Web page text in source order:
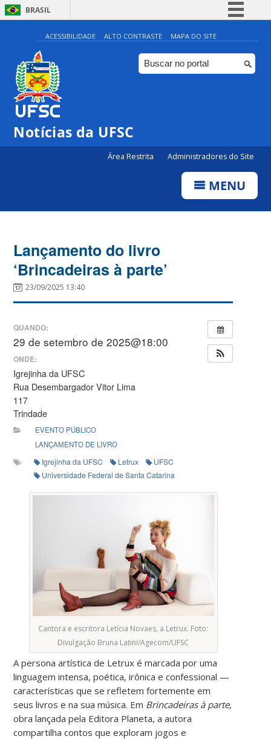
BRASIL
Simplifique!
Comunica BR
Participe
ACESSIBILIDADE ALTO CONTRASTE MAPA DO SITE
Notícias da UFSC
Área Restrita Administradores do Site
MENU
Lançamento do livro
‘Brincadeiras à parte’
23/09/2025 13:40
QUANDO:
29 de setembro de 2025@18:00
ONDE:
Igrejinha da UFSC
Rua Desembargador Vitor Lima
117
Trindade
EVENTO PÚBLICO
LANÇAMENTO DE LIVRO
Igrejinha da UFSC Letrux
UFSC
Universidade Federal de Santa Catarina
Cantora e escritora Letícia Novaes, a Letrux. Foto:
Divulgação Bruna Latini/Agecom/UFSC
A persona artística de Letrux é marcada por uma
linguagem intensa, poética, irônica e confessional —
características que se refletem fortemente em
seus livros e na sua música. Em Brincadeiras à parte,
obra lançada pela Editora Planeta, a autora
compartilha contos que exploram jogos e